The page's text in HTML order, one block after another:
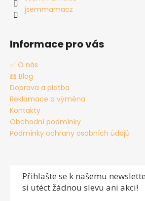
jsemmamacz
Informace pro vás
✅ O nás
📖 Blog
Doprava a platba
Reklamace a výměna
Kontakty
Obchodní podmínky
Podmínky ochrany osobních údajů
Přihlašte se k našemu
si utéct žádnou slevu ani akci!